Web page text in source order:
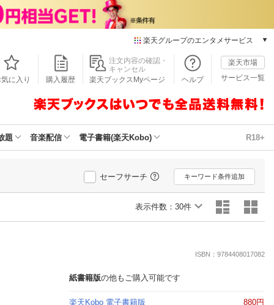
楽天グループのエンタメサービス
本/ゲーム/CD/DVD
楽天ブックス
楽天Kobo
動画配信
楽天TV
動画配信ガイド
楽天チケット
気に入り 購入履歴
注文内容の確認・
キャンセル
楽天ブックスMyページ
ヘルプ
楽天市場
サービス一覧
題 音楽配信 電子書籍(楽天Kobo) R18+
セーフサーチ キーワード条件追加
表示件数： 30件
ISBN：9784408017082
紙書籍版の他もご購入可能です
楽天Kobo 電子書籍版 880円